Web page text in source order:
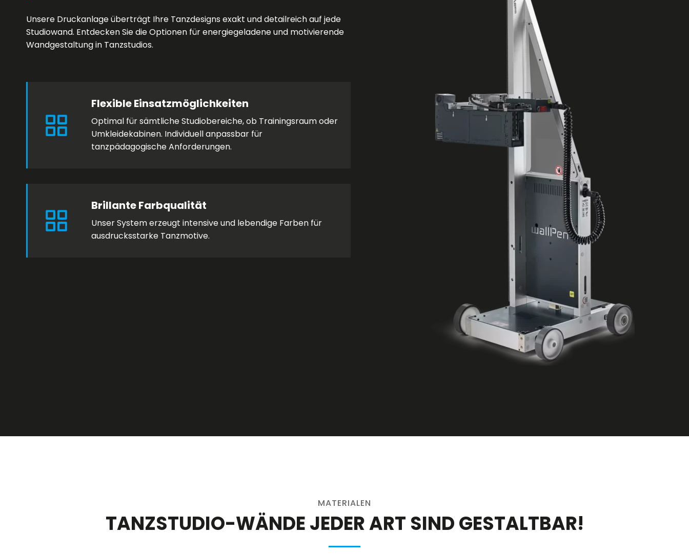
Unsere Druckanlage überträgt Ihre Tanzdesigns exakt und detailreich auf jede
Studiowand. Entdecken Sie die Optionen für energiegeladene und motivierende
Wandgestaltung in Tanzstudios.
Flexible Einsatzmöglichkeiten
Optimal für sämtliche Studiobereiche, ob Trainingsraum oder
Umkleidekabinen. Individuell anpassbar für
tanzpädagogische Anforderungen.
Brillante Farbqualität
Unser System erzeugt intensive und lebendige Farben für
ausdrucksstarke Tanzmotive. ​
MATERIALEN
TANZSTUDIO-WÄNDE JEDER ART SIND GESTALTBAR!